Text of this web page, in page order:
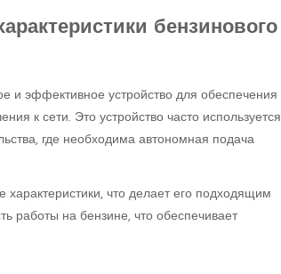
бензинового
и эффективное устройство для обеспечения
к сети. Это устройство часто используется
где необходима автономная подача
что делает его подходящим
работы на бензине, что обеспечивает